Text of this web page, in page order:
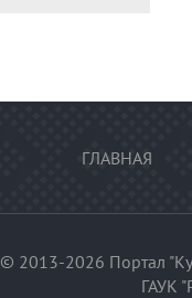
ГЛАВНАЯ
© 2013-2026 Портал
ГАУК